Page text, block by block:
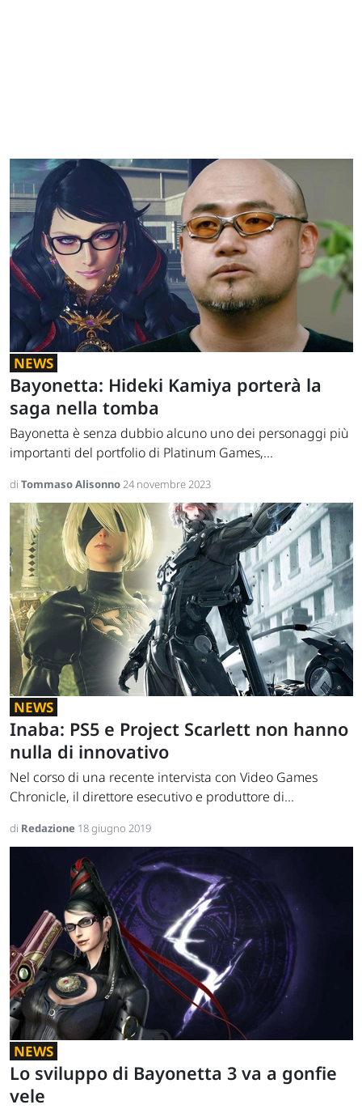
NEWS
Bayonetta: Hideki Kamiya porterà la
saga nella tomba
Bayonetta è senza dubbio alcuno uno dei personaggi più
importanti del portfolio di Platinum Games,...
di Tommaso Alisonno24 novembre 2023
NEWS
Inaba: PS5 e Project Scarlett non hanno
nulla di innovativo
Nel corso di una recente intervista con Video Games
Chronicle, il direttore esecutivo e produttore di...
di Redazione 18 giugno 2019
NEWS
Lo sviluppo di Bayonetta 3 va a gonfie
vele